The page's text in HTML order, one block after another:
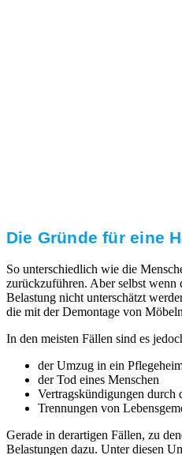
Die Gründe für eine
So unterschiedlich wie die
zurückzuführen. Aber selbst wenn
Belastung nicht unterschätzt
die mit der Demontage von
In den meisten Fällen sind es
der Umzug in ein
der Tod eines Menschen
Vertragskündigungen durch
Trennungen von
Gerade in derartigen Fällen, zu
Belastungen dazu. Unter diesen